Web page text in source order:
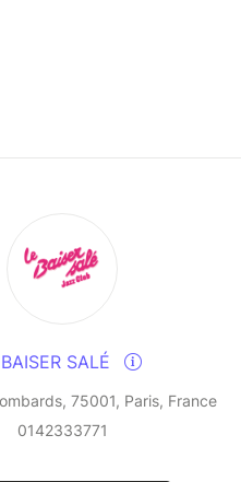
SALÉ
75001, Paris, France
0142333771